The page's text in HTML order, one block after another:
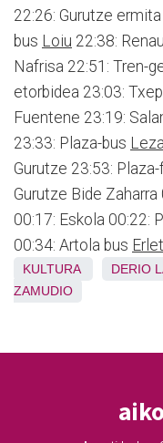
22:26: Gurutze
bus Loiu 22:38:
Nafrisa 22:51: Tren-
etorbidea 23:03:
Fuentene 23:19:
23:33: Plaza-bus
Gurutze 23:53:
Gurutze Bide
00:17: Eskola 00:22:
00:34: Artola bus
KULTURA DERIO
ZAMUDIO